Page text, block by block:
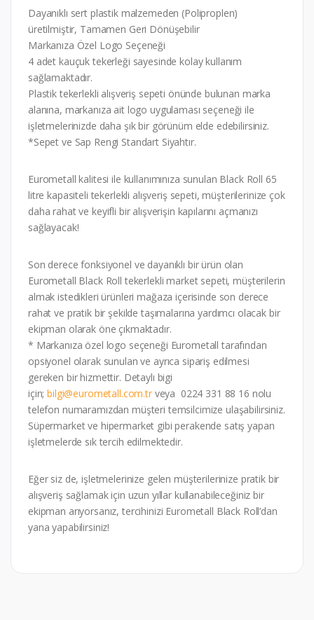
Dayanıklı sert plastik malzemeden (Poliproplen)
üretilmiştir, Tamamen Geri Dönüşebilir
Markanıza Özel Logo Seçeneği
4 adet kauçuk tekerleği sayesinde kolay kullanım
sağlamaktadır.
Plastik tekerlekli alışveriş sepeti önünde bulunan marka
alanına, markanıza ait logo uygulaması seçeneği ile
işletmelerinizde daha şık bir görünüm elde edebilirsiniz.
*Sepet ve Sap Rengi Standart Siyahtır.
Eurometall kalitesi ile kullanımınıza sunulan Black Roll 65
litre kapasiteli tekerlekli alışveriş sepeti, müşterilerinize çok
daha rahat ve keyifli bir alışverişin kapılarını açmanızı
sağlayacak!
Son derece fonksiyonel ve dayanıklı bir ürün olan
Eurometall Black Roll tekerlekli market sepeti, müşterilerin
almak istedikleri ürünleri mağaza içerisinde son derece
rahat ve pratik bir şekilde taşımalarına yardımcı olacak bir
ekipman olarak öne çıkmaktadır.
* Markanıza özel logo seçeneği Eurometall tarafından
opsiyonel olarak sunulan ve ayrıca sipariş edilmesi
gereken bir hizmettir. Detaylı bigi
için;bilgi@eurometall.com.trveya 0224 331 88 16 nolu
telefon numaramızdan müşteri temsilcimize ulaşabilirsiniz.
Süpermarket ve hipermarket gibi perakende satış yapan
işletmelerde sık tercih edilmektedir.
Eğer siz de, işletmelerinize gelen müşterilerinize pratik bir
alışveriş sağlamak için uzun yıllar kullanabileceğiniz bir
ekipman arıyorsanız, tercihinizi Eurometall Black Roll’dan
yana yapabilirsiniz!